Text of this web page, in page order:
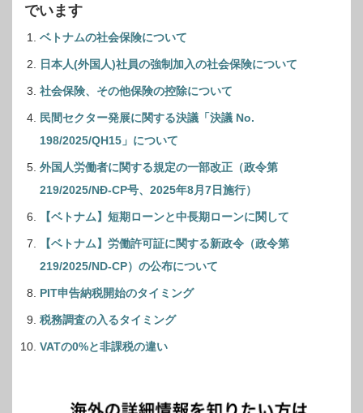
でいます
ベトナムの社会保険について
日本人(外国人)社員の強制加入の社会保険について
社会保険、その他保険の控除について
民間セクター発展に関する決議「決議 No.
198/2025/QH15」について
外国人労働者に関する規定の一部改正（政令第
219/2025/NĐ-CP号、2025年8月7日施行）
【ベトナム】短期ローンと中長期ローンに関して
【ベトナム】労働許可証に関する新政令（政令第
219/2025/ND-CP）の公布について
PIT申告納税開始のタイミング
税務調査の入るタイミング
VATの0%と非課税の違い